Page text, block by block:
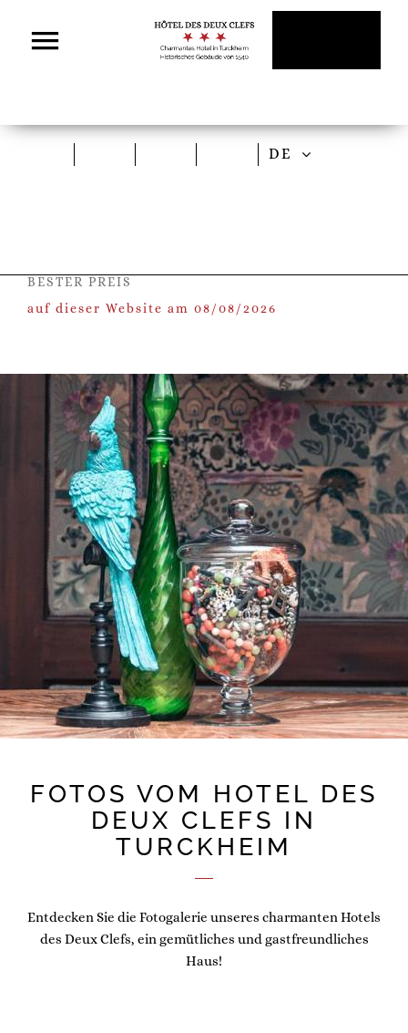
content
DE
BESTER PREIS
auf dieser Website am 08/08/2026
FOTOS VOM HOTEL DES
DEUX CLEFS IN
TURCKHEIM
Entdecken Sie die Fotogalerie unseres charmanten Hotels
des Deux Clefs, ein gemütliches und gastfreundliches
Haus!